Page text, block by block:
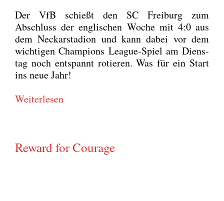
Der VfB schießt den SC Frei­burg zum
Abschluss der eng­li­schen Woche mit 4:0 aus
dem Neckar­sta­di­on und kann dabei vor dem
wich­ti­gen Cham­pi­ons League-Spiel am Diens­
tag noch ent­spannt rotie­ren. Was für ein Start
ins neue Jahr!
Wei­ter­le­sen
Reward for Courage